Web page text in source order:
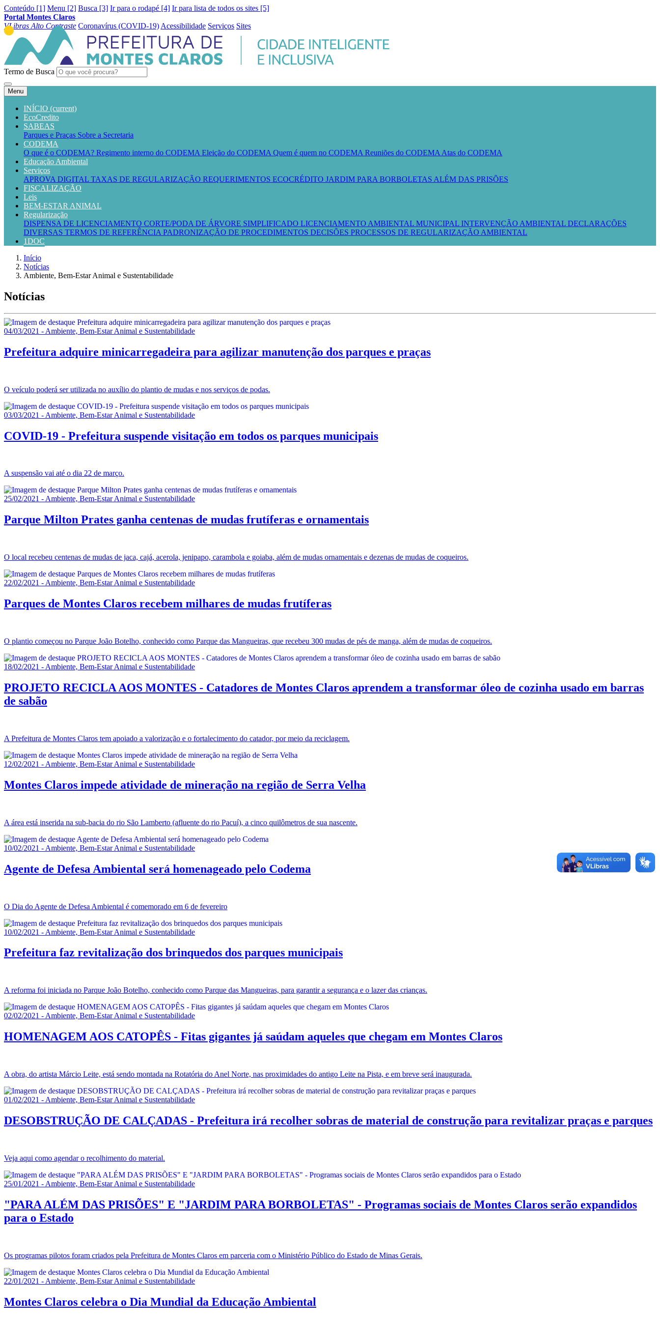
Conteúdo [1] Menu [2] Busca [3] Ir para o rodapé [4] Ir para lista de todos os sites [5]
Portal Montes Claros
VLibras Alto Contraste Coronavírus (COVID-19) Acessibilidade Serviços Sites
Termo de Busca
Menu
INÍCIO (current)
EcoCredito
SABEAS
Parques e Praças Sobre a Secretaria
CODEMA
O que é o CODEMA? Regimento interno do CODEMA Eleição do CODEMA Quem é quem no CODEMA Reuniões do CODEMA Atas do CODEMA
Educação Ambiental
Serviços
APROVA DIGITAL TAXAS DE REGULARIZAÇÃO REQUERIMENTOS ECOCRÉDITO JARDIM PARA BORBOLETAS ALÉM DAS PRISÕES
FISCALIZAÇÃO
Leis
BEM-ESTAR ANIMAL
Regularização
DISPENSA DE LICENCIAMENTO CORTE/PODA DE ÁRVORE SIMPLIFICADO LICENCIAMENTO AMBIENTAL MUNICIPAL INTERVENÇÃO AMBIENTAL DECLARAÇÕES
DIVERSAS TERMOS DE REFERÊNCIA PADRONIZAÇÃO DE PROCEDIMENTOS DECISÕES PROCESSOS DE REGULARIZAÇÃO AMBIENTAL
1DOC
Início
Notícias
Ambiente, Bem-Estar Animal e Sustentabilidade
Notícias
04/03/2021 - Ambiente, Bem-Estar Animal e Sustentabilidade
Prefeitura adquire minicarregadeira para agilizar manutenção dos parques e praças
O veículo poderá ser utilizada no auxílio do plantio de mudas e nos serviços de podas.
03/03/2021 - Ambiente, Bem-Estar Animal e Sustentabilidade
COVID-19 - Prefeitura suspende visitação em todos os parques municipais
A suspensão vai até o dia 22 de março.
25/02/2021 - Ambiente, Bem-Estar Animal e Sustentabilidade
Parque Milton Prates ganha centenas de mudas frutíferas e ornamentais
O local recebeu centenas de mudas de jaca, cajá, acerola, jenipapo, carambola e goiaba, além de mudas ornamentais e dezenas de mudas de coqueiros.
22/02/2021 - Ambiente, Bem-Estar Animal e Sustentabilidade
Parques de Montes Claros recebem milhares de mudas frutíferas
O plantio começou no Parque João Botelho, conhecido como Parque das Mangueiras, que recebeu 300 mudas de pés de manga, além de mudas de coqueiros.
18/02/2021 - Ambiente, Bem-Estar Animal e Sustentabilidade
PROJETO RECICLA AOS MONTES - Catadores de Montes Claros aprendem a transformar óleo de cozinha usado em barras
de sabão
A Prefeitura de Montes Claros tem apoiado a valorização e o fortalecimento do catador, por meio da reciclagem.
12/02/2021 - Ambiente, Bem-Estar Animal e Sustentabilidade
Montes Claros impede atividade de mineração na região de Serra Velha
A área está inserida na sub-bacia do rio São Lamberto (afluente do rio Pacuí), a cinco quilômetros de sua nascente.
10/02/2021 - Ambiente, Bem-Estar Animal e Sustentabilidade
Agente de Defesa Ambiental será homenageado pelo Codema
O Dia do Agente de Defesa Ambiental é comemorado em 6 de fevereiro
10/02/2021 - Ambiente, Bem-Estar Animal e Sustentabilidade
Prefeitura faz revitalização dos brinquedos dos parques municipais
A reforma foi iniciada no Parque João Botelho, conhecido como Parque das Mangueiras, para garantir a segurança e o lazer das crianças.
02/02/2021 - Ambiente, Bem-Estar Animal e Sustentabilidade
HOMENAGEM AOS CATOPÊS - Fitas gigantes já saúdam aqueles que chegam em Montes Claros
A obra, do artista Márcio Leite, está sendo montada na Rotatória do Anel Norte, nas proximidades do antigo Leite na Pista, e em breve será inaugurada.
01/02/2021 - Ambiente, Bem-Estar Animal e Sustentabilidade
DESOBSTRUÇÃO DE CALÇADAS - Prefeitura irá recolher sobras de material de construção para revitalizar praças e parques
Veja aqui como agendar o recolhimento do material.
25/01/2021 - Ambiente, Bem-Estar Animal e Sustentabilidade
"PARA ALÉM DAS PRISÕES" E "JARDIM PARA BORBOLETAS" - Programas sociais de Montes Claros serão expandidos
para o Estado
Os programas pilotos foram criados pela Prefeitura de Montes Claros em parceria com o Ministério Público do Estado de Minas Gerais.
22/01/2021 - Ambiente, Bem-Estar Animal e Sustentabilidade
Montes Claros celebra o Dia Mundial da Educação Ambiental